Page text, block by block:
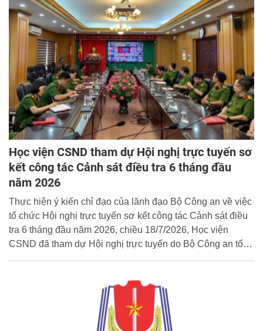
thiệu toàn văn Thư chúc mừng của đồng chí Bộ trưởng.
Học viện CSND tham dự Hội nghị trực tuyến sơ
kết công tác Cảnh sát điều tra 6 tháng đầu
năm 2026
Thực hiện ý kiến chỉ đạo của lãnh đạo Bộ Công an về việc
tổ chức Hội nghị trực tuyến sơ kết công tác Cảnh sát điều
tra 6 tháng đầu năm 2026, chiều 18/7/2026, Học viện
CSND đã tham dự Hội nghị trực tuyến do Bộ Công an tổ